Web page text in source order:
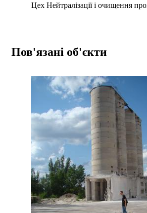
Цех Нейтралізації і очищення
Пов'язані об'єкти